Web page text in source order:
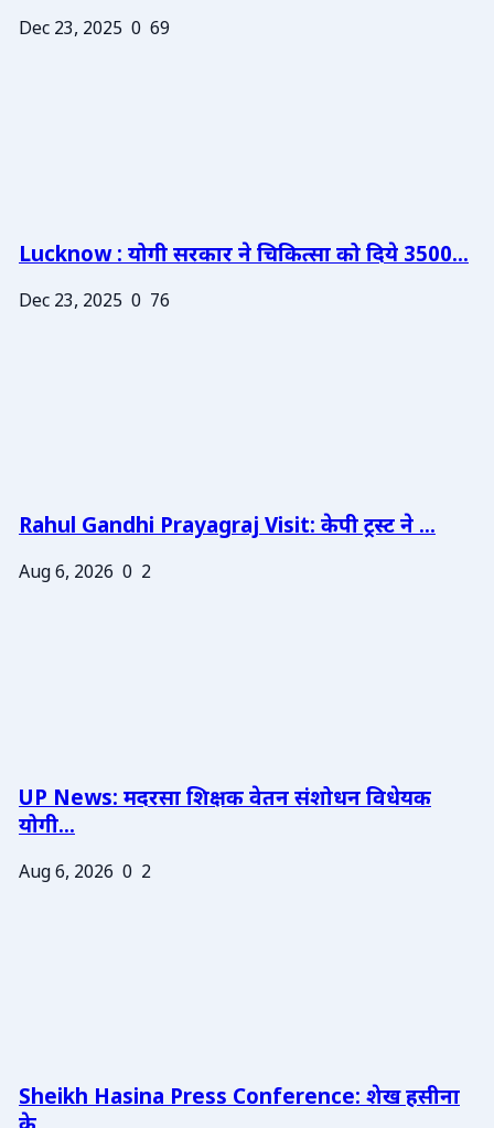
Dec 23, 2025 0 69
Lucknow : योगी सरकार ने चिकित्सा को दिये 3500...
Dec 23, 2025 0 76
Rahul Gandhi Prayagraj Visit: केपी ट्रस्ट ने ...
Aug 6, 2026 0 2
UP News: मदरसा शिक्षक वेतन संशोधन विधेयक
योगी...
Aug 6, 2026 0 2
Sheikh Hasina Press Conference: शेख हसीना